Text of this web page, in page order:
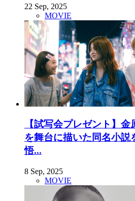
22 Sep, 2025
MOVIE
【試写会プレゼント】
を舞台に描いた同名小説
悟...
8 Sep, 2025
MOVIE